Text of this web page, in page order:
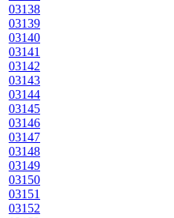
03138
03139
03140
03141
03142
03143
03144
03145
03146
03147
03148
03149
03150
03151
03152